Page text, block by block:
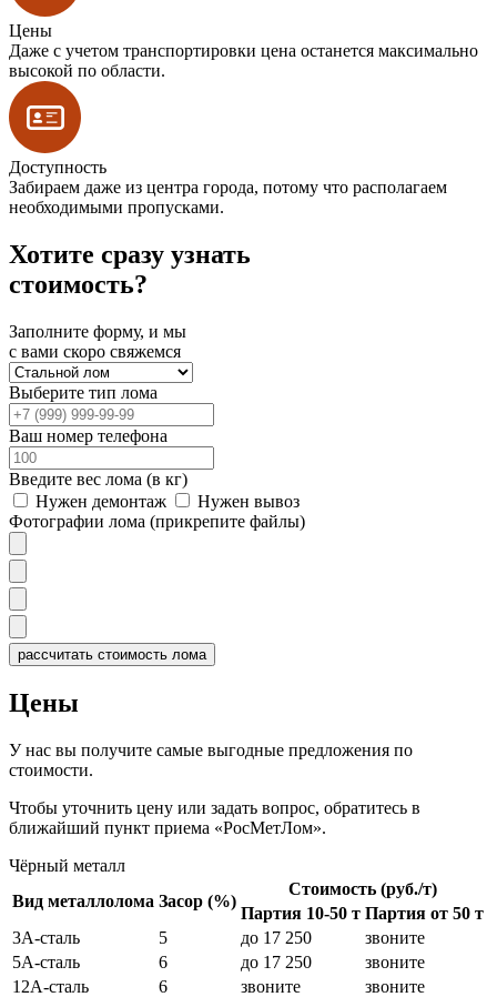
Цены
Даже с учетом транспортировки цена останется максимально
высокой по области.
Доступность
Забираем даже из центра города, потому что располагаем
необходимыми пропусками.
Хотите сразу узнать
стоимость?
Заполните форму, и мы
с вами скоро свяжемся
Выберите тип лома
Ваш номер телефона
Введите вес лома (в кг)
Нужен демонтаж
Нужен вывоз
Фотографии лома (прикрепите файлы)
рассчитать стоимость лома
Цены
У нас вы получите самые выгодные предложения по
стоимости.
Чтобы уточнить цену или задать вопрос, обратитесь в
ближайший пункт приема «РосМетЛом».
Чёрный металл
Вид металлолома Засор (%)
Стоимость (руб./т)
Партия 10-50 т Партия от 50 т
3А-сталь
5 до 17 250
звоните
5А-сталь
6 до 17 250
звоните
12А-сталь
6 звоните
звоните